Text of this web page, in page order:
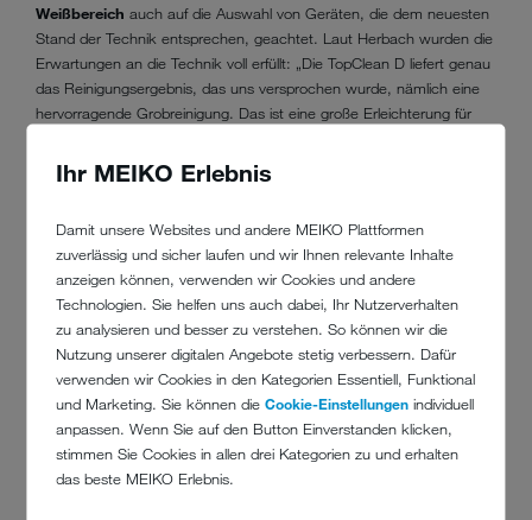
Ihr MEIKO Erlebnis
Damit unsere Websites und andere MEIKO Plattformen
zuverlässig und sicher laufen und wir Ihnen relevante Inhalte
anzeigen können, verwenden wir Cookies und andere
Technologien. Sie helfen uns auch dabei, Ihr Nutzerverhalten
zu analysieren und besser zu verstehen. So können wir die
Nutzung unserer digitalen Angebote stetig verbessern. Dafür
verwenden wir Cookies in den Kategorien Essentiell, Funktional
und Marketing. Sie können dieCookie-Einstellungen individuell
anpassen. Wenn Sie auf den Button Einverstanden klicken,
stimmen Sie Cookies in allen drei Kategorien zu und erhalten
das beste MEIKO Erlebnis.
Weißbereich auch auf die Auswahl von Geräten, die dem neuesten
Stand der Technik entsprechen, geachtet. Laut Herbach wurden die
Erwartungen an die Technik voll erfüllt: „Die TopClean D liefert genau
das Reinigungsergebnis, das uns versprochen wurde, nämlich eine
hervorragende Grobreinigung. Das ist eine große Erleichterung für
Verfahren.“ Die Gerätewarte können vier komplette Tragegestelle,
jeweils inklusive Lungenautomat und Druckluftflasche, in einem
Verfahren verbringen sie deutlich weniger Zeit mit der kontaminierten
PSA. Zudem müssen sie heute keine Dämpfe der im Wasser
gelösten Reinigungschemie mehr einatmen.